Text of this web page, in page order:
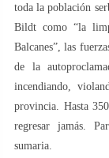
toda la población
Bildt como “la
Balcanes”, las
de la
incendiando,
provincia. Hasta
regresar jamás.
sumaria.